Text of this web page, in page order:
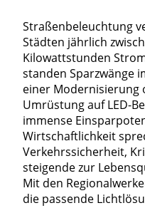
Straßenbeleuchtung
Städten jährlich
Kilowattstunden
standen Sparzwänge
einer Modernisierung
Umrüstung auf LED-
immense
Wirtschaftlichkeit
Verkehrssicherheit,
steigende zur
Mit den
die passende